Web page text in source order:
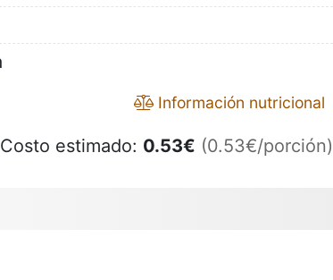
Información nutricional
Costo estimado: 0.53€ (0.53€/porción)